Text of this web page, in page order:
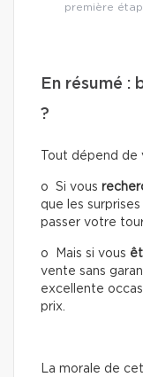
première
En résumé :
?
Tout dépend
o Si vous
que les
passer votre
o Mais si vous
vente sans
excellente
prix.
La morale de